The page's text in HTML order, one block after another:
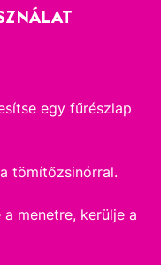
egy fűrészlap
tömítőzsinórral.
menetre, kerülje a